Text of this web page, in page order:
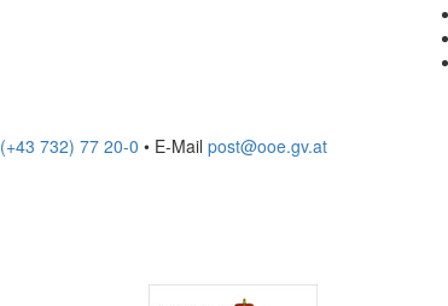
(+43 732) 77 20-0 • E-Mail post@ooe.gv.at